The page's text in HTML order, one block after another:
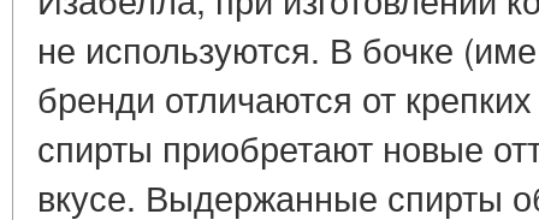
не используются. В бочке
бренди отличаются от
спирты приобретают новые
вкусе. Выдержанные спирты